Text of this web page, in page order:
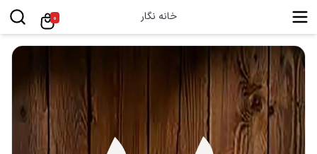
خانه نگار 0